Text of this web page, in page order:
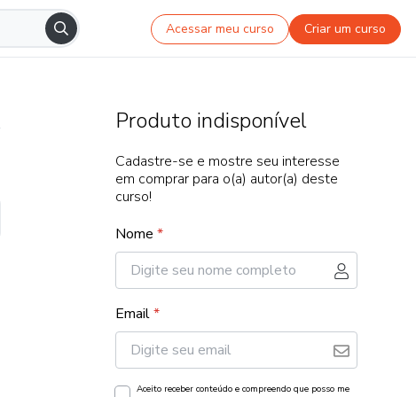
Acessar meu curso Criar um curso
Produto indisponível
Cadastre-se e mostre seu interesse
em comprar para o(a) autor(a) deste
curso!
Nome *
Email*
Aceito receber conteúdo e compreendo que posso me